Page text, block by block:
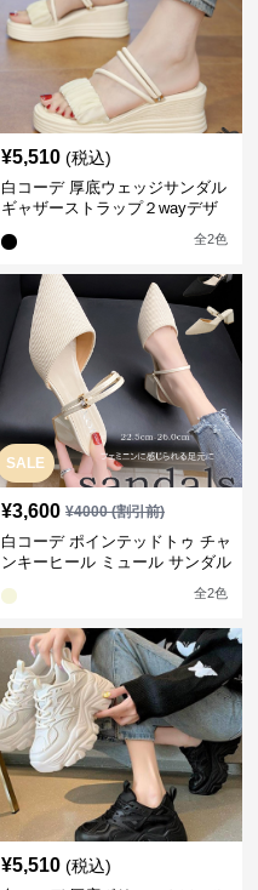
¥5,510 (税込)
白コーデ 厚底ウェッジサンダル
ギャザーストラップ２wayデザ
全2色
SALE
¥3,600 ¥4000(割引前)
白コーデ ポインテッドトゥ チャ
ンキーヒール ミュール サンダル
全2色
¥5,510 (税込)